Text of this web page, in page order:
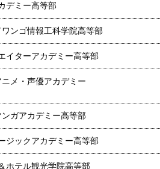
デミー高等部
ワンゴ情報工科学院高等部
イターアカデミー高等部
ニメ・声優アカデミー
ンガアカデミー高等部
ジックアカデミー高等部
ホテル観光学院高等部